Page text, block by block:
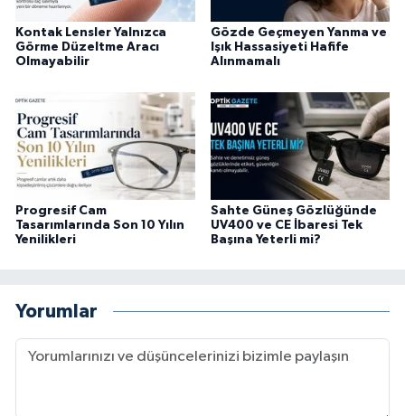
Kontak Lensler Yalnızca
Görme Düzeltme Aracı
Olmayabilir
Gözde Geçmeyen Yanma ve
Işık Hassasiyeti Hafife
Alınmamalı
Progresif Cam
Tasarımlarında Son 10 Yılın
Yenilikleri
Sahte Güneş Gözlüğünde
UV400 ve CE İbaresi Tek
Başına Yeterli mi?
Yorumlar